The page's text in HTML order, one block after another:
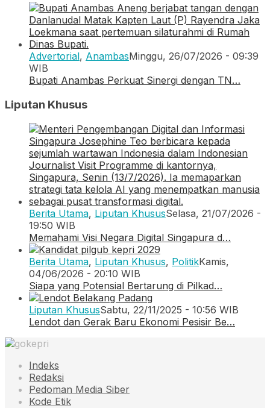
Advertorial, AnambasMinggu, 26/07/2026 - 09:39
WIB
Bupati Anambas Perkuat Sinergi dengan TN…
Liputan Khusus
Berita Utama, Liputan KhususSelasa, 21/07/2026 -
19:50 WIB
Memahami Visi Negara Digital Singapura d…
Berita Utama, Liputan Khusus, PolitikKamis,
04/06/2026 - 20:10 WIB
Siapa yang Potensial Bertarung di Pilkad…
Liputan KhususSabtu, 22/11/2025 - 10:56 WIB
Lendot dan Gerak Baru Ekonomi Pesisir Be…
Indeks
Redaksi
Pedoman Media Siber
Kode Etik